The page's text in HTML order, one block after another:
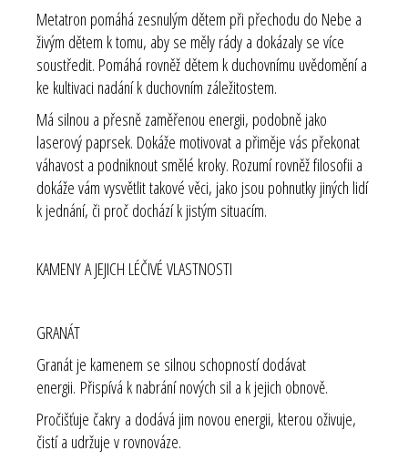
Metatron pomáhá zesnulým dětem při přechodu do Nebe a
živým dětem k tomu, aby se měly rády a dokázaly se více
soustředit. Pomáhá rovněž dětem k duchovnímu uvědomění a
ke kultivaci nadání k duchovním záležitostem.
Má silnou a přesně zaměřenou energii, podobně jako
laserový paprsek. Dokáže motivovat a přiměje vás překonat
váhavost a podniknout smělé kroky. Rozumí rovněž filosofii a
dokáže vám vysvětlit takové věci, jako jsou pohnutky jiných lidí
k jednání, či proč dochází k jistým situacím.
KAMENY A JEJICH LÉČIVÉ VLASTNOSTI
GRANÁT
Granát je kamenem se silnou schopností dodávat
energii. Přispívá k nabrání nových sil a k jejich obnově.
Pročišťuje čakry a dodává jim novou energii, kterou oživuje,
čistí a udržuje v rovnováze.